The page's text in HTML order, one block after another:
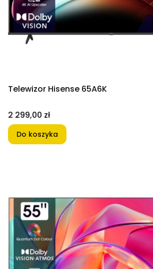
Telewizor Hisense 65A6K
Cena
2 299,00 zł
Do koszyka